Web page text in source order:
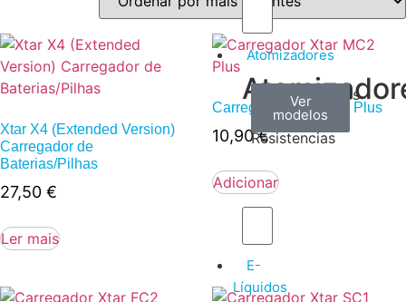
Atomizadores
Claromizadores
Ver
modelos
Reconstruíveis
Ver
modelos
Resistencias
Ver
modelos
E-
Líquidos
Xtar X4 (Extended Version)
Carregador de
Baterias/Pilhas
27,50 €
Ler mais
Carregador Xtar MC2 Plus
10,90€
Adicionar